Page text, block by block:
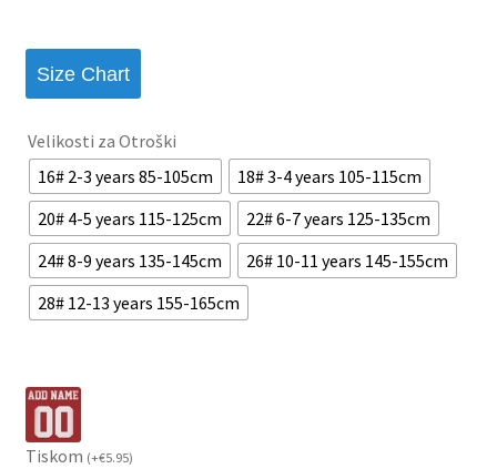
Size Chart
Velikosti za Otroški
16# 2-3 years 85-105cm
18# 3-4 years 105-115cm
20# 4-5 years 115-125cm
22# 6-7 years 125-135cm
24# 8-9 years 135-145cm
26# 10-11 years 145-155cm
28# 12-13 years 155-165cm
Tiskom (+€5.95)